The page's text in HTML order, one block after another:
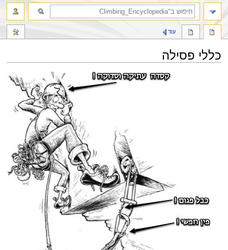
כללי פסילה
עוד
חיפוש